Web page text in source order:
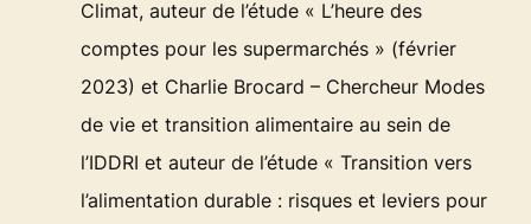
Climat, auteur de l’étude « L’heure des
comptes pour les supermarchés » (février
2023) et Charlie Brocard – Chercheur Modes
de vie et transition alimentaire au sein de
l’IDDRI et auteur de l’étude « Transition vers
l’alimentation durable : risques et leviers pour